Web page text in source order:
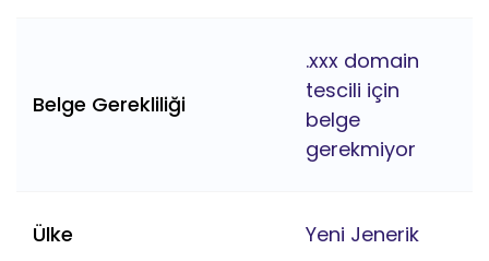
Belge Gerekliliği
.xxx domain
tescili için
belge
gerekmiyor
Ülke Yeni Jenerik